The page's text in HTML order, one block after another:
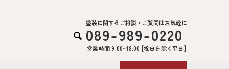

塗装に関するご相談・ご質問はお気軽に
089-989-0220
営業時間 9:00~18:00 [祝日を除く平日]